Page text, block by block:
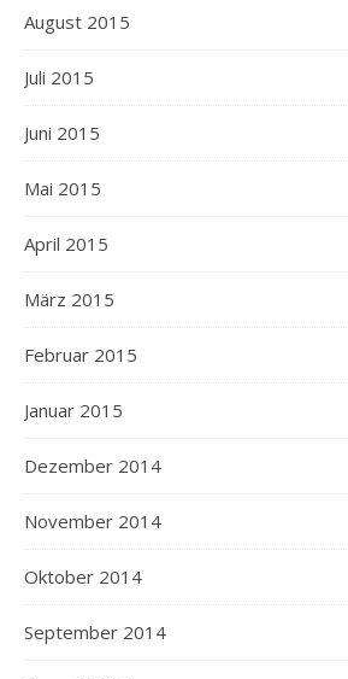
August 2015
Juli 2015
Juni 2015
Mai 2015
April 2015
März 2015
Februar 2015
Januar 2015
Dezember 2014
November 2014
Oktober 2014
September 2014